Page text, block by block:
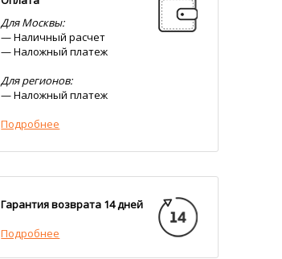
Для Москвы:
— Наличный расчет
— Наложный платеж
Для регионов:
— Наложный платеж
Подробнее
Гарантия возврата 14 дней
Подробнее